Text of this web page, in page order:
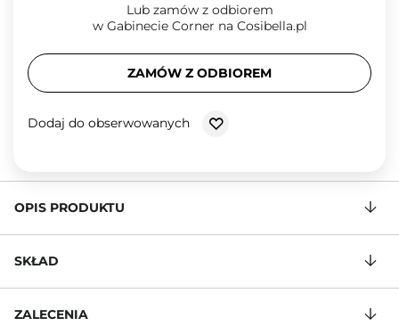
Lub zamów z odbiorem
w Gabinecie Corner na Cosibella.pl
ZAMÓW Z ODBIOREM
Dodaj do obserwowanych
OPIS PRODUKTU
SKŁAD
ZALECENIA